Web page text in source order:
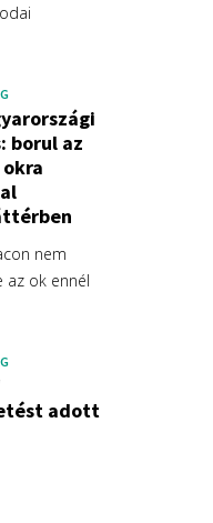
borul az
nem
az ok ennél
adott